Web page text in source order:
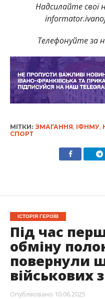
Надсилайте
Телефонуйте за
МІТКИ: ЗМАГАННЯ ІФНМУ,
СПОРТ
ІСТОРІЯ ГЕРОЇВ
Під час
обміну
повернули
військових
Опубліковано 10.06.2025